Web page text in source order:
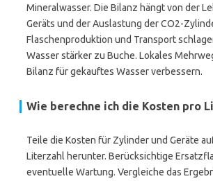
Mineralwasser. Die Bilanz hängt von der
Geräts und der Auslastung der CO2-
Flaschenproduktion und Transport
Wasser stärker zu Buche. Lokales
Bilanz für gekauftes Wasser verbessern.
Wie berechne ich die Kosten pro
Teile die Kosten für Zylinder und Geräte
Literzahl herunter. Berücksichtige
eventuelle Wartung. Vergleiche das